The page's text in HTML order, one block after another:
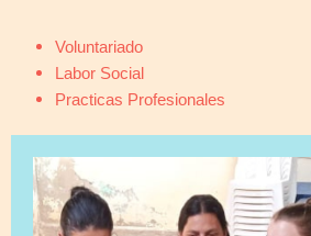
Voluntariado
Labor Social
Practicas Profesionales